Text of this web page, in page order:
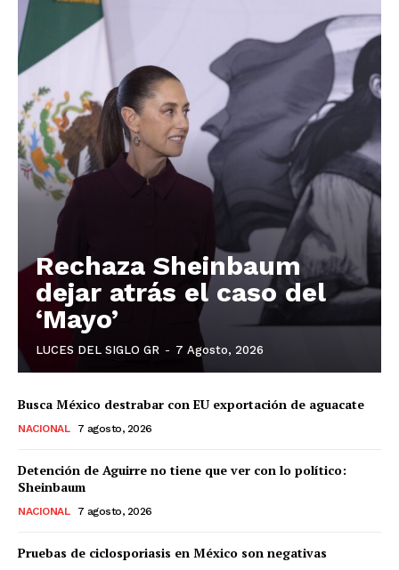
Del Siglo
Rechaza Sheinbaum
dejar atrás el caso del
‘Mayo’
LUCES DEL SIGLO GR - 7 Agosto, 2026
Busca México destrabar con EU exportación de aguacate
NACIONAL 7 agosto, 2026
Detención de Aguirre no tiene que ver con lo político:
Sheinbaum
NACIONAL 7 agosto, 2026
Pruebas de ciclosporiasis en México son negativas